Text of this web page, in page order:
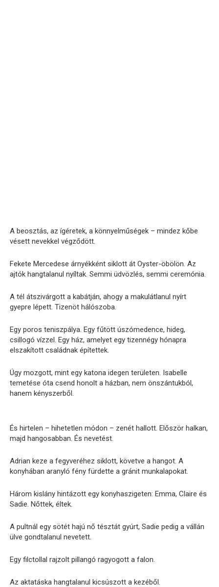
A beosztás, az ígéretek, a könnyelműségek – mindez kőbe
vésett nevekkel végződött.
Fekete Mercedese árnyékként siklott át Oyster-öbölön. Az
ajtók hangtalanul nyíltak. Semmi üdvözlés, semmi ceremónia.
A tél átszivárgott a kabátján, ahogy a makulátlanul nyírt
gyepre lépett. Tizenöt hálószoba.
Egy poros teniszpálya. Egy fűtött úszómedence, hideg,
csillogó vízzel. Egy ház, amelyet egy tizennégy hónapra
elszakított családnak építettek.
Úgy mozgott, mint egy katona idegen területen. Isabelle
temetése óta csend honolt a házban, nem önszántukból,
hanem kényszerből.
És hirtelen – hihetetlen módon – zenét hallott. Először halkan,
majd hangosabban. És nevetést.
Adrian keze a fegyveréhez siklott, követve a hangot. A
konyhában aranyló fény fürdette a gránit munkalapokat.
Három kislány hintázott egy konyhaszigeten: Emma, ​​​​Claire és
Sadie. Nőttek, éltek.
A pultnál egy sötét hajú nő tésztát gyúrt, Sadie pedig a vállán
ülve gondtalanul nevetett.
Egy filctollal rajzolt pillangó ragyogott a falon.
Az aktatáska hangtalanul kicsúszott a kezéből.